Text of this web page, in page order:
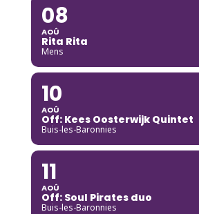
08
AOÛ
Rita Rita
Mens
10
AOÛ
Off: Kees Oosterwijk Quintet
Buis-les-Baronnies
11
AOÛ
Off: Soul Pirates duo
Buis-les-Baronnies